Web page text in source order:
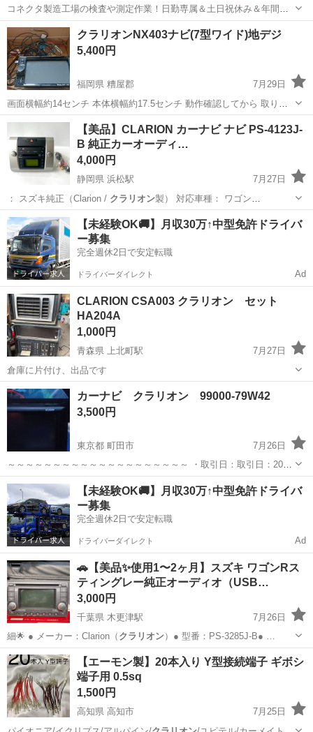
コネクタ製造工場の検査や測定作業！日勤専属＆土日祝休み＆年間休
日128日★クリーンルーム内作業★マイカー通勤OK＆無料駐車場あり
★就業先食堂利用可！日払い制度あり！《茨城県常陸大宮市》 人気の
工場のお仕事 ◇コネクタ製造工...
茨城 常陸大宮市 その他
クラリオンNX403ナビ(7型ワイド)地デジ
5,400円
福岡県 糟屋郡
7月29日
画面横幅約14センチ 本体横幅約17.5センチ 動作確認してから 取り外
ししています 地図データ年式不明 配線(GPSアンテナ)ありますが 車種
によっては追加で配線が必要になります スズキ車に取り付けで...
福岡 糟屋郡 カーナビ、テレビ クラリオン
【美品】CLARION カーナビ ナビ PS-4123J-
B 純正カーオーディ…
4,000円
静岡県 浜松駅
7月27日
： スズキ純正（Clarion / クラリオン製） 対応車種： ワゴン
R（MH21…
静岡 浜松市 浜松駅 カーオーディオ
【未経験OK🚚】月収30万↑中型免許ドライバ
ー募集
完全週休2日で安定転職
ドライバーダイレクト Ad
CLARION CSA003 クラリオン セット
HA204A
1,000円
青森県 上北町駅
7月27日
倉庫に片付け、出品です
青森 十和田市 上北町駅 オーディオ
カーナビ クラリオン 99000-79W42
3,500円
東京都 町田市
7月26日
～～～～～～～～～～～～～～～～～～～～ ・取引日：取引日：2025
年4月中旬 ・時間：要相談＞当方の都合が良い時間 ・取引場所：町田
市小山田緑地駐車場 又は、その近隣要相談 ～～～～～～
～～～～～～～...
東京 町田市 カーナビ、テレビ カーナビ
【未経験OK🚚】月収30万↑中型免許ドライバ
ー募集
完全週休2日で安定転職
ドライバーダイレクト Ad
🚗【美品✨使用1〜2ヶ月】スズキ ワゴンRス
ティングレー純正オーディオ（USB…
3,000円
千葉県 木更津駅
7月26日
細🌟 ● メーカー：Clarion（ クラリオン）● 型番：PS-3285J-B● …
千葉 木更津市 木更津駅 カーオーディオ
【エーモン製】20本入り Y型接続端子 ギボシ
端子用 0.5sq
1,500円
高知県 高知市
7月25日